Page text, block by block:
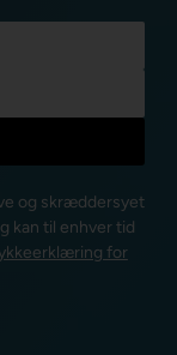
og skræddersyet
kan til enhver tid
for